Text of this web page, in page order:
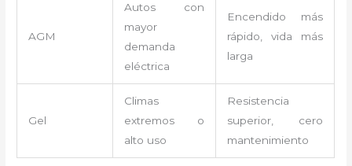
AGM
Autos con
mayor
demanda
eléctrica
Encendido más
rápido, vida más
larga
Gel
Climas
extremos o
alto uso
Resistencia
superior, cero
mantenimiento